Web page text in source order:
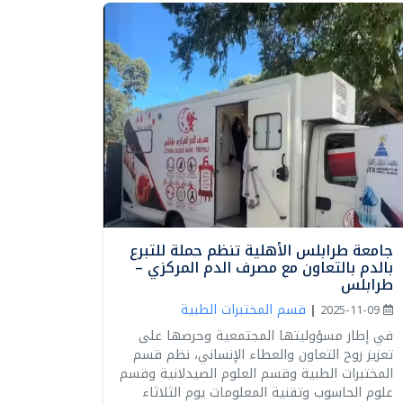
جامعة طرابلس الأهلية تنظم حملة للتبرع
بالدم بالتعاون مع مصرف الدم المركزي –
طرابلس
2025-11-09
| قسم المختبرات الطبية
في إطار مسؤوليتها المجتمعية وحرصها على
تعزيز روح التعاون والعطاء الإنساني، نظم قسم
المختبرات الطبية وقسم العلوم الصيدلانية وقسم
علوم الحاسوب وتقنية المعلومات يوم الثلاثاء